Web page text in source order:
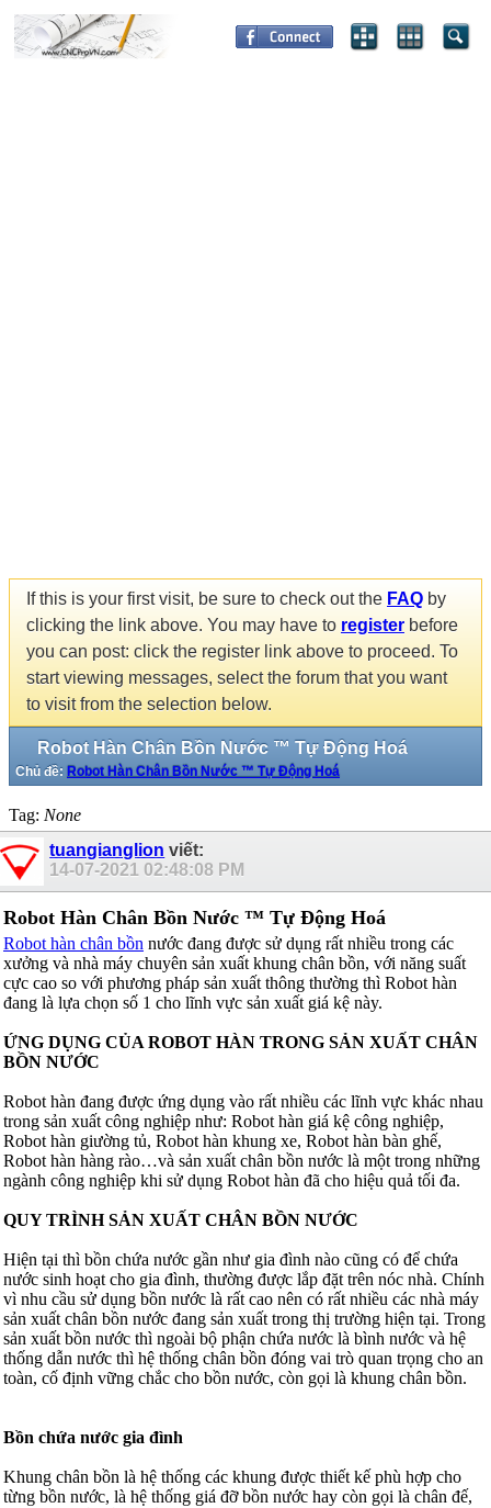
If this is your first visit, be sure to check out the FAQ by
clicking the link above. You may have to register before
you can post: click the register link above to proceed. To
start viewing messages, select the forum that you want
to visit from the selection below.
Robot Hàn Chân Bồn Nước ™ Tự Động Hoá
Chủ đề: Robot Hàn Chân Bồn Nước ™ Tự Động Hoá
Tag: None
tuangianglion viết:
14-07-2021 02:48:08 PM
Robot Hàn Chân Bồn Nước ™ Tự Động Hoá
Robot hàn chân bồn nước đang được sử dụng rất nhiều trong các
xưởng và nhà máy chuyên sản xuất khung chân bồn, với năng suất
cực cao so với phương pháp sản xuất thông thường thì Robot hàn
đang là lựa chọn số 1 cho lĩnh vực sản xuất giá kệ này.
ỨNG DỤNG CỦA ROBOT HÀN TRONG SẢN XUẤT CHÂN
BỒN NƯỚC
Robot hàn đang được ứng dụng vào rất nhiều các lĩnh vực khác nhau
trong sản xuất công nghiệp như: Robot hàn giá kệ công nghiệp,
Robot hàn giường tủ, Robot hàn khung xe, Robot hàn bàn ghế,
Robot hàn hàng rào…và sản xuất chân bồn nước là một trong những
ngành công nghiệp khi sử dụng Robot hàn đã cho hiệu quả tối đa.
QUY TRÌNH SẢN XUẤT CHÂN BỒN NƯỚC
Hiện tại thì bồn chứa nước gần như gia đình nào cũng có để chứa
nước sinh hoạt cho gia đình, thường được lắp đặt trên nóc nhà. Chính
vì nhu cầu sử dụng bồn nước là rất cao nên có rất nhiều các nhà máy
sản xuất chân bồn nước đang sản xuất trong thị trường hiện tại. Trong
sản xuất bồn nước thì ngoài bộ phận chứa nước là bình nước và hệ
thống dẫn nước thì hệ thống chân bồn đóng vai trò quan trọng cho an
toàn, cố định vững chắc cho bồn nước, còn gọi là khung chân bồn.
Bồn chứa nước gia đình
Khung chân bồn là hệ thống các khung được thiết kế phù hợp cho
từng bồn nước, là hệ thống giá đỡ bồn nước hay còn gọi là chân đế,